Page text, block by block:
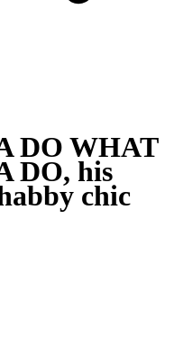
DO WHAT
DO, his
chic